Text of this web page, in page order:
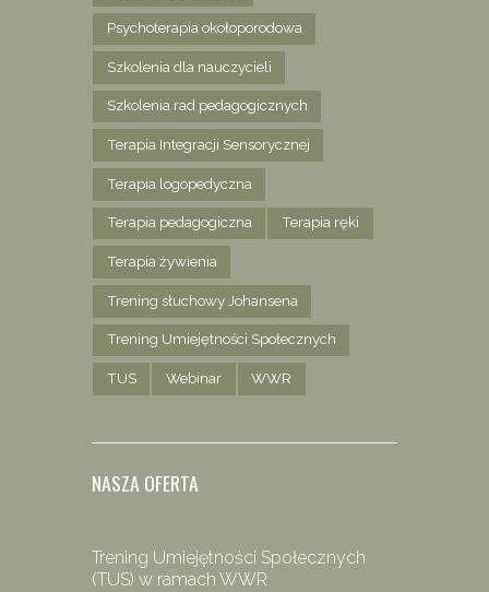
Psychoterapia okołoporodowa
Szkolenia dla nauczycieli
Szkolenia rad pedagogicznych
Terapia Integracji Sensorycznej
Terapia logopedyczna
Terapia pedagogiczna Terapia ręki
Terapia żywienia
Trening słuchowy Johansena
Trening Umiejętności Społecznych
TUS Webinar WWR
NASZA OFERTA
Trening Umiejętności Społecznych
(TUS) w ramach WWR